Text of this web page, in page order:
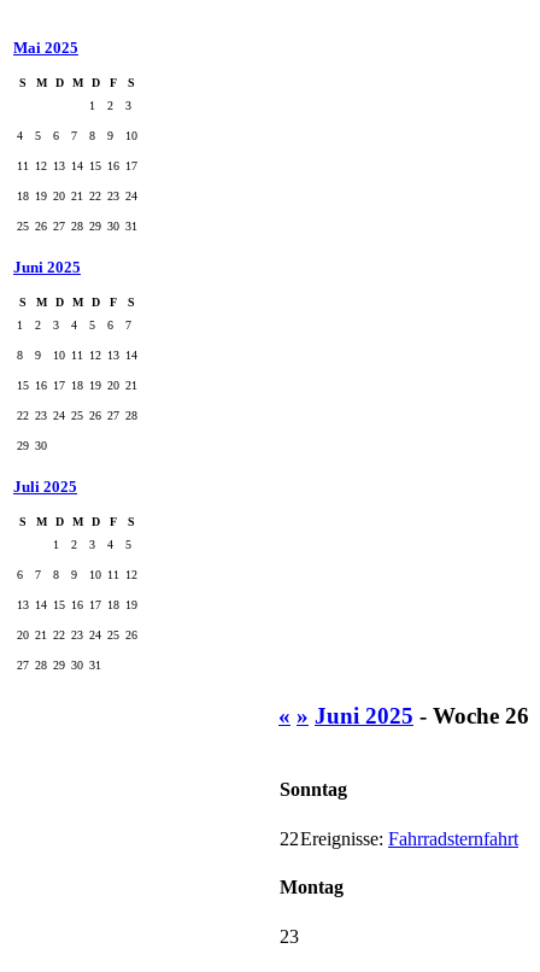
Mai 2025
S M D M D F
S
1
2 3
4 5 6 7 8 9 10
11 12 13 14 15 16 17
18 19 20 21 22 23 24
25 26 27 28 29 30 31
Juni 2025
S M D M D F
S
1
2 3 4 5 6 7
8 9 10 11 12 13 14
15 16 17 18 19 20 21
22 23 24 25 26 27 28
29 30
Juli 2025
S M D M D F
S
1
2 3 4 5
6 7 8 9 10 11 12
13 14 15 16 17 18 19
20 21 22 23 24 25 26
27 28 29 30 31
« » Juni 2025 - Woche 26
Sonntag
22Ereignisse: Fahrradsternfahrt
Montag
23